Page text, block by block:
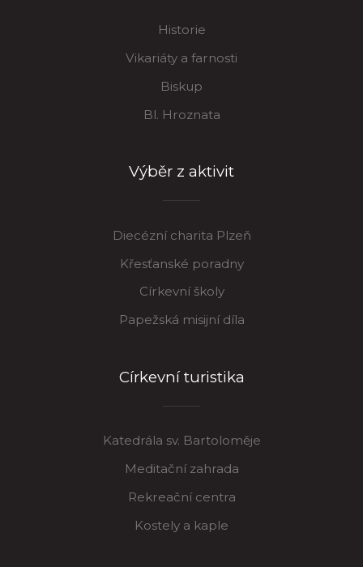
Historie
Vikariáty a farnosti
Biskup
Bl. Hroznata
Výběr z aktivit
Diecézní charita Plzeň
Křesťanské poradny
Církevní školy
Papežská misijní díla
Církevní turistika
Katedrála sv. Bartoloměje
Meditační zahrada
Rekreační centra
Kostely a kaple